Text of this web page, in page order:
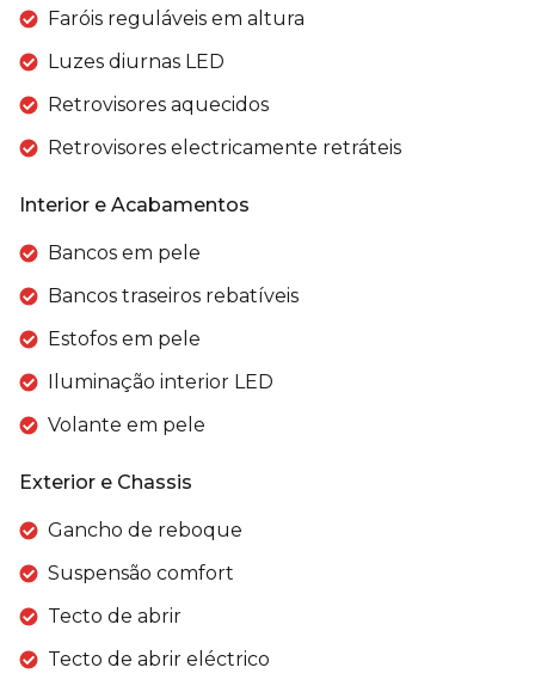
Faróis reguláveis em altura
Luzes diurnas LED
Retrovisores aquecidos
Retrovisores electricamente retráteis
Interior e Acabamentos
Bancos em pele
Bancos traseiros rebatíveis
Estofos em pele
Iluminação interior LED
Volante em pele
Exterior e Chassis
Gancho de reboque
Suspensão comfort
Tecto de abrir
Tecto de abrir eléctrico